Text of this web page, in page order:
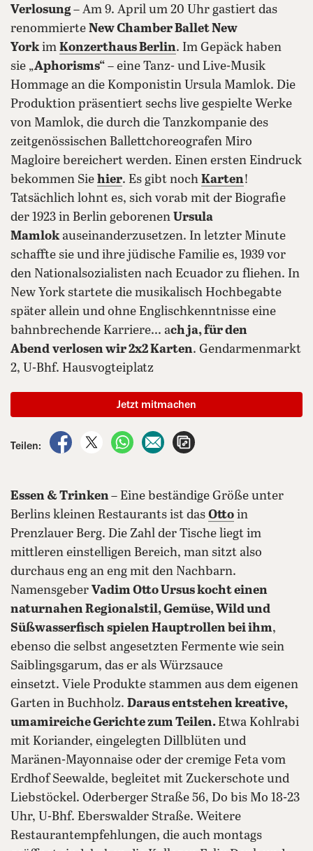
Verlosung– Am 9. April um 20 Uhr gastiert das
renommierte New Chamber Ballet New
Yorkim KonzerthausBerlin. Im Gepäck haben
sie „Aphorisms“ – eine Tanz- und Live-Musik
Hommage an die Komponistin Ursula Mamlok. Die
Produktion präsentiert sechs live gespielte Werke
von Mamlok, die durch die Tanzkompanie des
zeitgenössischen Ballettchoreografen Miro
Magloire bereichert werden. Einen ersten Eindruck
bekommen Sie hier. Es gibt noch Karten!
Tatsächlich lohnt es, sich vorab mit der Biografie
der 1923 in Berlin geborenen Ursula
Mamlokauseinanderzusetzen. In letzter Minute
schaffte sie und ihre jüdische Familie es, 1939 vor
den Nationalsozialisten nach Ecuador zu fliehen. In
New York startete die musikalisch Hochbegabte
später allein und ohne Englischkenntnisse eine
bahnbrechende Karriere... ach ja, für den
Abend verlosen wir 2x2 Karten. Gendarmenmarkt
2, U-Bhf. Hausvogteiplatz
Teilen:
auf Facebook teilen
auf X teilenper WhatsApp teilen
per E-Mail teilen
Jetzt mitmachen
Essen & Trinken– Eine beständige Größe unter
Berlins kleinen Restaurants ist das Otto in
Prenzlauer Berg. Die Zahl der Tische liegt im
mittleren einstelligen Bereich, man sitzt also
durchaus eng an eng mit den Nachbarn.
Namensgeber Vadim Otto Ursus kocht einen
naturnahen Regionalstil,Gemüse, Wild und
Süßwasserfisch spielen Hauptrollen bei ihm,
ebenso die selbst angesetzten Fermente wie sein
Saiblingsgarum, das er als Würzsauce
einsetzt. Viele Produkte stammen aus dem eigenen
Garten in Buchholz. Daraus entstehen kreative,
umamireicheGerichte zum Teilen.Etwa Kohlrabi
mit Koriander, eingelegten Dillblüten und
Maränen-Mayonnaise oder der cremige Feta vom
Erdhof Seewalde, begleitet mit Zuckerschote und
Liebstöckel. Oderberger Straße 56, Do bis Mo 18-23
Uhr, U-Bhf. Eberswalder Straße. Weitere
Restaurantempfehlungen, die auch montags